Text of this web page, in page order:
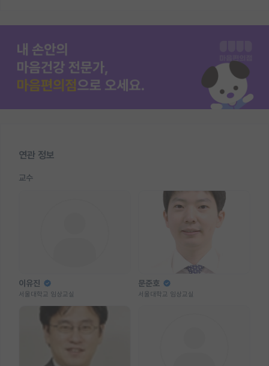
연관 정보
교수
이유진
서울대학교 임상교실
문준호
서울대학교 임상교실